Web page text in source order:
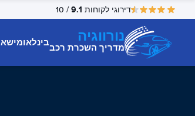
דירוגי לקוחות 9.1
/ 10
נורווגיה
מדריך השכרת רכבבינלאומי